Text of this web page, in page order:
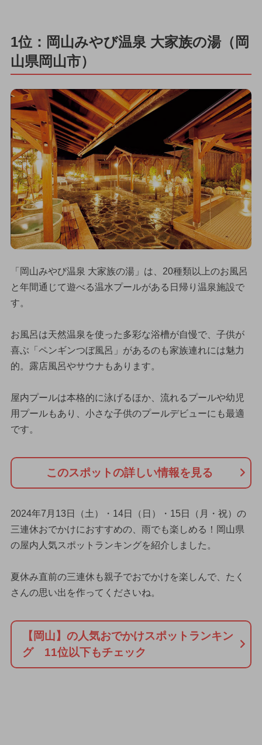
1位：岡山みやび温泉 大家族の湯（岡
山県岡山市）
「岡山みやび温泉 大家族の湯」は、20種類以上のお風呂
と年間通じて遊べる温水プールがある日帰り温泉施設で
す。
お風呂は天然温泉を使った多彩な浴槽が自慢で、子供が
喜ぶ「ペンギンつぼ風呂」があるのも家族連れには魅力
的。露店風呂やサウナもあります。
屋内プールは本格的に泳げるほか、流れるプールや幼児
用プールもあり、小さな子供のプールデビューにも最適
です。
このスポットの詳しい情報を見る
2024年7月13日（土）・14日（日）・15日（月・祝）の
三連休おでかけにおすすめの、雨でも楽しめる！岡山県
の屋内人気スポットランキングを紹介しました。
夏休み直前の三連休も親子でおでかけを楽しんで、たく
さんの思い出を作ってくださいね。
【岡山】の人気おでかけスポットランキン
グ 11位以下もチェック